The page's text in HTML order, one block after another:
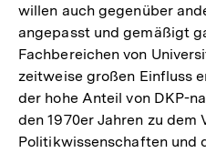
willen auch gegenüber
angepasst und gemäßigt
Fachbereichen von
zeitweise großen Einfluss
der hohe Anteil von DKP-
den 1970er Jahren zu dem
Politikwissenschaften und